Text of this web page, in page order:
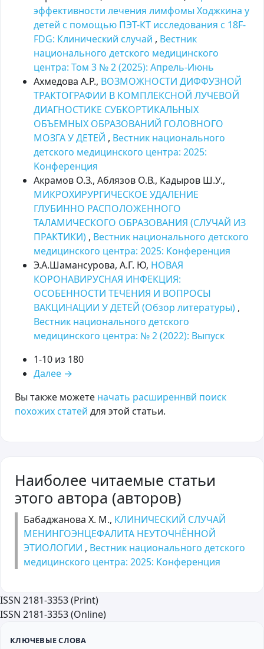
эффективности лечения лимфомы Ходжкина у
детей с помощью ПЭТ-КТ исследования с 18F-
FDG: Клинический случай , Вестник
национального детского медицинского
центра: Том 3 № 2 (2025): Апрель-Июнь
Ахмедова А.Р., ВОЗМОЖНОСТИ ДИФФУЗНОЙ
ТРАКТОГРАФИИ В КОМПЛЕКСНОЙ ЛУЧЕВОЙ
ДИАГНОСТИКЕ СУБКОРТИКАЛЬНЫХ
ОБЪЕМНЫХ ОБРАЗОВАНИЙ ГОЛОВНОГО
МОЗГА У ДЕТЕЙ , Вестник национального
детского медицинского центра: 2025:
Kонференция
Акрамов О.З., Аблязов О.В., Кадыров Ш.У.,
МИКРОХИРУРГИЧЕСКОЕ УДАЛЕНИЕ
ГЛУБИННО РАСПОЛОЖЕННОГО
ТАЛАМИЧЕСКОГО ОБРАЗОВАНИЯ (СЛУЧАЙ ИЗ
ПРАКТИКИ) , Вестник национального детского
медицинского центра: 2025: Kонференция
Э.А.Шамансурова, А.Г. Ю, НОВАЯ
КОРОНАВИРУСНАЯ ИНФЕКЦИЯ:
ОСОБЕННОСТИ ТЕЧЕНИЯ И ВОПРОСЫ
ВАКЦИНАЦИИ У ДЕТЕЙ (Обзор литературы) ,
Вестник национального детского
медицинского центра: № 2 (2022): Выпуск
1-10 из 180
Далее →
Вы также можете начать расширеннвй поиск
похожих статей для этой статьи.
Наиболее читаемые статьи
этого автора (авторов)
Бабаджанова Х. М., КЛИНИЧЕСКИЙ СЛУЧАЙ
МЕНИНГОЭНЦЕФАЛИТА НЕУТОЧНЁННОЙ
ЭТИОЛОГИИ , Вестник национального детского
медицинского центра: 2025: Kонференция
ISSN 2181-3353 (Print)
ISSN 2181-3353 (Online)
КЛЮЧЕВЫЕ СЛОВА